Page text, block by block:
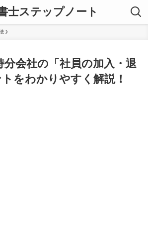
士ステップノート
分会社の「社員の加入・退
をわかりやすく解説！